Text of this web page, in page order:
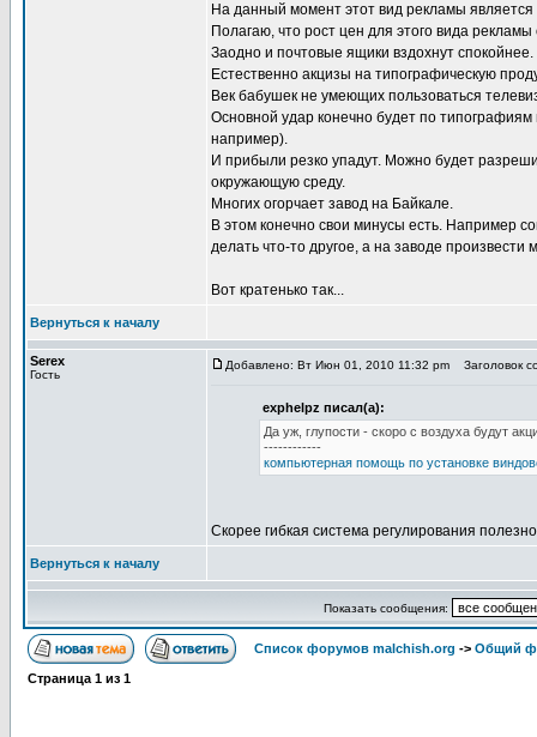
На данный момент этот вид рекламы
Полагаю, что рост цен для этого вида
Заодно и почтовые ящики вздохнут спокойнее.
Естественно акцизы на типографическую
Век бабушек не умеющих пользоваться
Основной удар конечно будет по
например).
И прибыли резко упадут. Можно будет
окружающую среду.
Многих огорчает завод на Байкале.
В этом конечно свои минусы есть. Например
делать что-то другое, а на заводе
Вот кратенько так...
Вернуться к началу
Serex
Гость
Добавлено: Вт Июн 01, 2010 11:32 pm Заголовок
exphelpz писал(а):
Да уж, глупости - скоро с воздуха будут
------------
компьютерная помощь по установке
Скорее гибкая система регулирования
Вернуться к началу
Показать сообщения:
Список форумов malchish.org -> Общий
Страница 1 из 1